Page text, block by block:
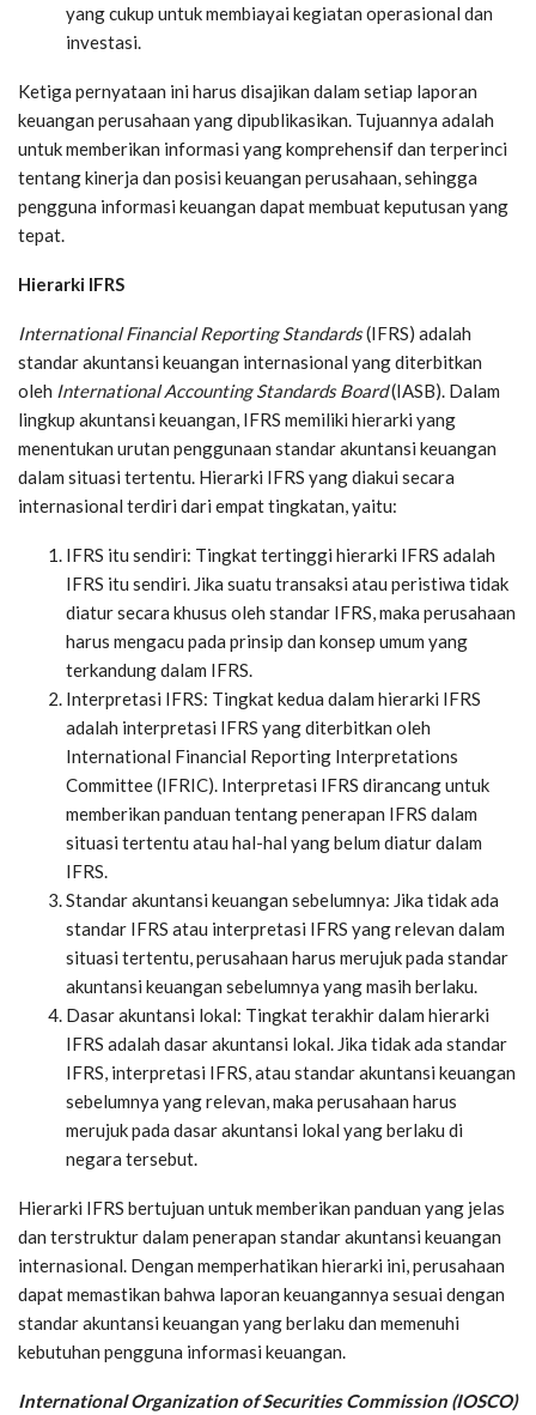
yang cukup untuk membiayai kegiatan operasional dan
investasi.
Ketiga pernyataan ini harus disajikan dalam setiap laporan
keuangan perusahaan yang dipublikasikan. Tujuannya adalah
untuk memberikan informasi yang komprehensif dan terperinci
tentang kinerja dan posisi keuangan perusahaan, sehingga
pengguna informasi keuangan dapat membuat keputusan yang
tepat.
Hierarki IFRS
International Financial Reporting Standards(IFRS) adalah
standar akuntansi keuangan internasional yang diterbitkan
oleh International Accounting Standards Board(IASB). Dalam
lingkup akuntansi keuangan, IFRS memiliki hierarki yang
menentukan urutan penggunaan standar akuntansi keuangan
dalam situasi tertentu. Hierarki IFRS yang diakui secara
internasional terdiri dari empat tingkatan, yaitu:
IFRS itu sendiri: Tingkat tertinggi hierarki IFRS adalah
IFRS itu sendiri. Jika suatu transaksi atau peristiwa tidak
diatur secara khusus oleh standar IFRS, maka perusahaan
harus mengacu pada prinsip dan konsep umum yang
terkandung dalam IFRS.
Interpretasi IFRS: Tingkat kedua dalam hierarki IFRS
adalah interpretasi IFRS yang diterbitkan oleh
International Financial Reporting Interpretations
Committee (IFRIC). Interpretasi IFRS dirancang untuk
memberikan panduan tentang penerapan IFRS dalam
situasi tertentu atau hal-hal yang belum diatur dalam
IFRS.
Standar akuntansi keuangan sebelumnya: Jika tidak ada
standar IFRS atau interpretasi IFRS yang relevan dalam
situasi tertentu, perusahaan harus merujuk pada standar
akuntansi keuangan sebelumnya yang masih berlaku.
Dasar akuntansi lokal: Tingkat terakhir dalam hierarki
IFRS adalah dasar akuntansi lokal. Jika tidak ada standar
IFRS, interpretasi IFRS, atau standar akuntansi keuangan
sebelumnya yang relevan, maka perusahaan harus
merujuk pada dasar akuntansi lokal yang berlaku di
negara tersebut.
Hierarki IFRS bertujuan untuk memberikan panduan yang jelas
dan terstruktur dalam penerapan standar akuntansi keuangan
internasional. Dengan memperhatikan hierarki ini, perusahaan
dapat memastikan bahwa laporan keuangannya sesuai dengan
standar akuntansi keuangan yang berlaku dan memenuhi
kebutuhan pengguna informasi keuangan.
International Organization of Securities Commission (IOSCO)